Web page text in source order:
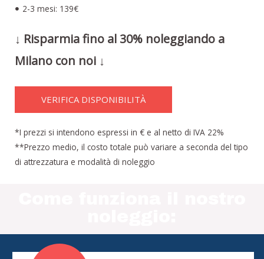
2-3 mesi: 139€
↓ Risparmia fino al 30% noleggiando a
Milano con noi ↓
VERIFICA DISPONIBILITÀ
*I prezzi si intendono espressi in € e al netto di IVA 22%
**Prezzo medio, il costo totale può variare a seconda del tipo
di attrezzatura e modalità di noleggio